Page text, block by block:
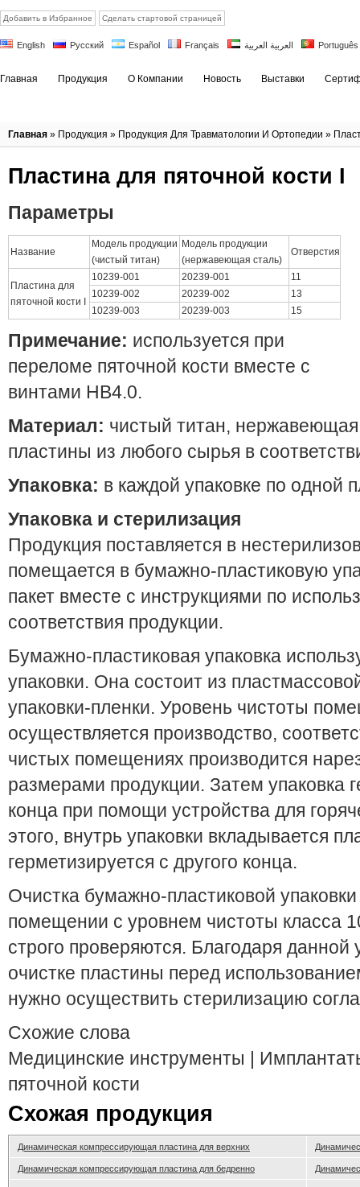
Добавить в Избранное Сделать стартовой страницей
English Русский Español Français العربية العربية Português
Главная Продукция О Компании Новость Выставки
Главная » Продукция » Продукция Для Травматологии И Ортопедии »
Пластина для пяточной кости I
Параметры
Название
Модель продукции
(чистый титан)
Модель продукции
(нержавеющая сталь)
Отверстия
Пластина для
пяточной кости I
10239-001 20239-001
11
10239-002
20239-002
13
10239-003
20239-003 15
Примечание: используется при
переломе пяточной кости вместе с
винтами HB4.0.
Материал: чистый титан,
пластины из любого сырья в
Упаковка: в каждой упаковке по одной
Упаковка и стерилизация
Продукция поставляется в
помещается в бумажно-пластиковую
пакет вместе с инструкциями по
соответствия продукции.
Бумажно-пластиковая упаковка
упаковки. Она состоит из
упаковки-пленки. Уровень чистоты
осуществляется производство,
чистых помещениях производится
размерами продукции. Затем упаковка
конца при помощи устройства для
этого, внутрь упаковки вкладывается
герметизируется с другого конца.
Очистка бумажно-пластиковой
помещении с уровнем чистоты класса
строго проверяются. Благодаря данной
очистке пластины перед
нужно осуществить стерилизацию
Схожие слова
Медицинские инструменты |
пяточной кости
Схожая продукция
Динамическая компрессирующая пластина для верхних
Динамическая компрессирующая пластина для бедренно